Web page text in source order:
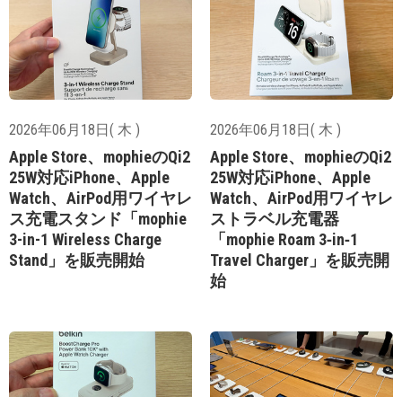
2026年06月18日( 木 )
Apple Store、mophieのQi2
25W対応iPhone、Apple
Watch、AirPod用ワイヤレ
ス充電スタンド「mophie
3-in-1 Wireless Charge
Stand」を販売開始
2026年06月18日( 木 )
Apple Store、mophieのQi2
25W対応iPhone、Apple
Watch、AirPod用ワイヤレ
ストラベル充電器
「mophie Roam 3‑in‑1
Travel Charger」を販売開
始